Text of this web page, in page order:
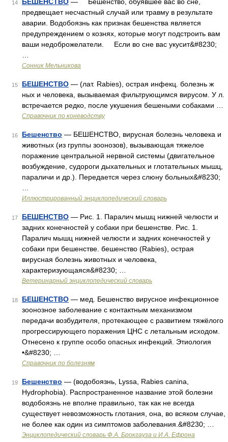
14
предвещает несчастный случай или травму в результате
аварии. Водобоязнь как признак бешенства является
предупреждением о кознях, которые могут подстроить вам
ваши недоброжелатели. Если во сне вас укусит&#8230;
Сонник Мельникова
15 БЕШЕНСТВО — (лат. Rabies), острая инфекц. болезнь ж
ных и человека, вызываемая фильтрующимся вирусом. У л.
встречается редко, после укушения бешеными собаками …
Справочник по коневодству
16 Бешенство — БЕШЕНСТВО, вирусная болезнь человека и
животных (из группы зоонозов), вызывающая тяжелое
поражение центральной нервной системы (двигательное
возбуждение, судороги дыхательных и глотательных мышц,
параличи и др.). Передается через слюну больных&#8230;
Иллюстрированный энциклопедический словарь
17 БЕШЕНСТВО — Рис. 1. Паралич мышц нижней челюсти и
задних конечностей у собаки при бешенстве. Рис. 1.
Паралич мышц нижней челюсти и задних конечностей у
собаки при бешенстве. бешенство (Rabies), острая
вирусная болезнь животных и человека,
характеризующаяся&#8230; …
Ветеринарный энциклопедический словарь
18 БЕШЕНСТВО — мед. Бешенство вирусное инфекционное
зоонозное заболевание с контактным механизмом
передачи возбудителя, протекающее с развитием тяжёлого
прогрессирующего поражения ЦНС с летальным исходом.
Отнесено к группе особо опасных инфекций. Этиология
•&#8230; …
Справочник по болезням
19 Бешенство — (водобоязнь, Lyssa, Rabies canina,
Hydrophobia). Распространенное название этой болезни
водобоязнь не вполне правильно, так как не всегда
существует невозможность глотания, она, во всяком случае,
не более как один из симптомов заболевания.&#8230; …
Энциклопедический словарь Ф.А. Брокгауза и И.А. Ефрона